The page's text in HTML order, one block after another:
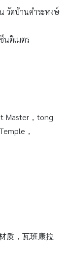
วัดบ้านคำระหงษ์
นติเมตร
Master，tong
，
质，瓦班康拉